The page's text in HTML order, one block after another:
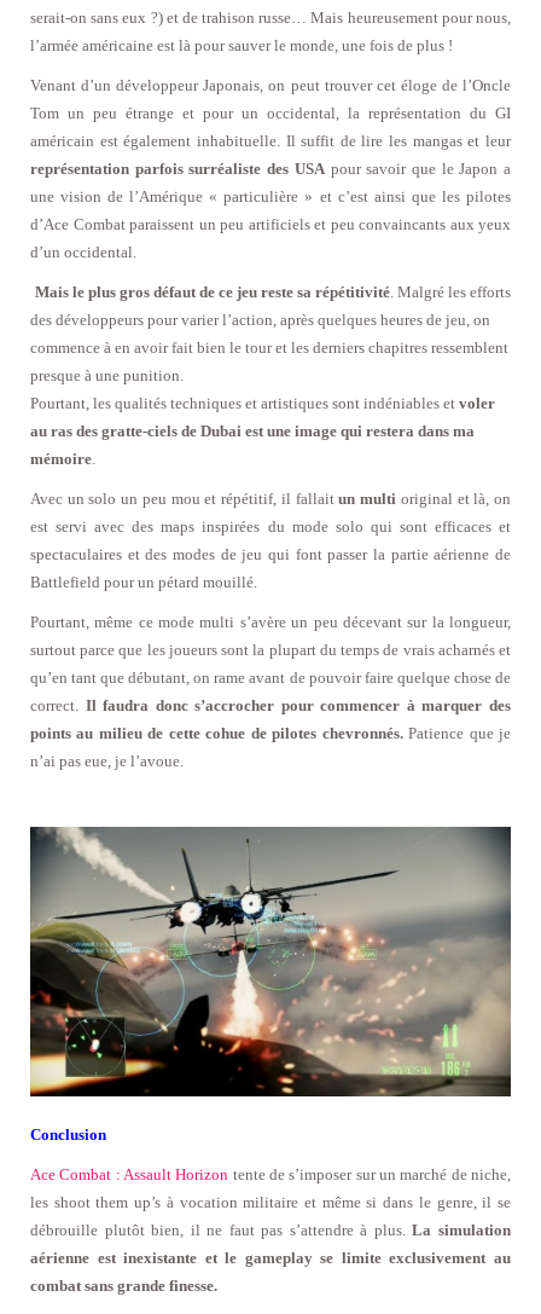
serait-on sans eux ?) et de trahison russe… Mais heureusement pour nous,
l’armée américaine est là pour sauver le monde, une fois de plus !
Venant d’un développeur Japonais, on peut trouver cet éloge de l’Oncle
Tom un peu étrange et pour un occidental, la représentation du GI
américain est également inhabituelle. Il suffit de lire les mangas et leur
représentation parfois surréaliste des USApour savoir que le Japon a
une vision de l’Amérique « particulière » et c’est ainsi que les pilotes
d’Ace Combat paraissent un peu artificiels et peu convaincants aux yeux
d’un occidental.
Mais le plus gros défaut de ce jeu reste sa répétitivité. Malgré les efforts
des développeurs pour varier l’action, après quelques heures de jeu, on
commence à en avoir fait bien le tour et les derniers chapitres ressemblent
presque à une punition.
Pourtant, les qualités techniques et artistiques sont indéniables et voler
au ras des gratte-ciels de Dubai est une image qui restera dans ma
mémoire.
Avec un solo un peu mou et répétitif, il fallaitun multi original et là, on
est servi avec des maps inspirées du mode solo qui sont efficaces et
spectaculaires et des modes de jeu qui font passer la partie aérienne de
Battlefield pour un pétard mouillé.
Pourtant, même ce mode multi s’avère un peu décevant sur la longueur,
surtout parce que les joueurs sont la plupart du temps de vrais acharnés et
qu’en tant que débutant, on rame avant de pouvoir faire quelque chose de
correct. Il faudra donc s’accrocher pour commencer à marquer des
points au milieu de cette cohue de pilotes chevronnés.Patience que je
n’ai pas eue, je l’avoue.
Conclusion
Ace Combat : Assault Horizon tente de s’imposer sur un marché de niche,
les shoot them up’s à vocation militaire et même si dans le genre, il se
débrouille plutôt bien, il ne faut pas s’attendre à plus.La simulation
aérienne est inexistante et le gameplay se limite exclusivement au
combat sans grande finesse.